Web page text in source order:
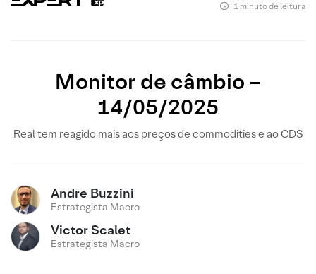
1 minuto de leitura
Monitor de câmbio –
14/05/2025
Real tem reagido mais aos preços de commodities e ao CDS
Andre Buzzini
Estrategista Macro
Victor Scalet
Estrategista Macro